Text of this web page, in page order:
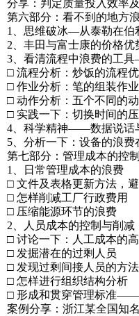
分享：判定质量投入效率
第六部分：看不到的地方
1、思维破冰—从泰勒在伯
2、丰田与富士康的价格
3、看清流程中浪费的工
□ 流程分析：炒饭的流程优
□ 作业分析：笔的组装作业
□ 动作分析：五个不同的动
□ 实践一下：切换时间的
4、科学精神——数据说话
5、分析一下：设备的浪费
第七部分：管理成本的控
1、日常管理成本的浪费
□ 文件及表格更新方法，
□ 怎样削减工厂行政费用
□ 压缩能源环节的浪费
2、人员成本的控制与削减
□ 讨论一下：人工成本的
□ 发掘潜在的过剩人员
□ 发现过剩间接人员的方法
□ 怎样进行组织结构分析
□ 形成和贯穿管理标准——
案例分享：浙江某全国知